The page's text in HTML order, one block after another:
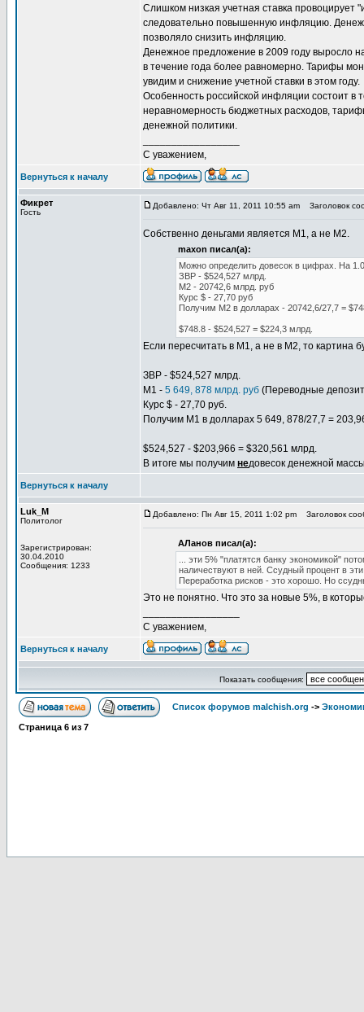
Слишком низкая учетная ставка
следовательно повышенную инфляцию.
позволяло снизить инфляцию.
Денежное предложение в 2009 году выросло
в течение года более равномерно. Тарифы
увидим и снижение учетной ставки в этом году.
Особенность российской инфляции состоит в
неравномерность бюджетных расходов,
денежной политики.
С уважением,
Вернуться к началу
Фикрет
Гость
Добавлено: Чт Авг 11, 2011 10:55 am Заголовок
Собственно деньгами является М1, а не М2.
maxon писал(а):
Можно определить довесок в цифрах. На
ЗВР - $524,527 млрд.
М2 - 20742,6 млрд. руб
Курс $ - 27,70 руб
Получим М2 в долларах - 20742,6/27,7 =
$748.8 - $524,527 = $224,3 млрд.
Если пересчитать в М1, а не в М2, то картина
ЗВР - $524,527 млрд.
М1 - 5 649, 878 млрд. руб (Переводные
Курс $ - 27,70 руб.
Получим М1 в долларах 5 649, 878/27,7 =
$524,527 - $203,966 = $320,561 млрд.
В итоге мы получим недовесок денежной
Вернуться к началу
Luk_M
Политолог
Зарегистрирован:
30.04.2010
Сообщения: 1233
Добавлено: Пн Авг 15, 2011 1:02 pm Заголовок
АЛанов писал(а):
... эти 5% "платятся банку экономикой"
наличествуют в ней. Ссудный процент в
Переработка рисков - это хорошо. Но
Это не понятно. Что это за новые 5%, в
С уважением,
Вернуться к началу
Показать сообщения:
Список форумов malchish.org ->
Страница 6 из 7